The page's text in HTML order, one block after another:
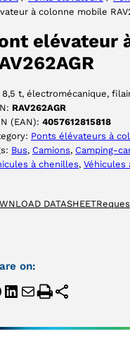
à colonne mobile
elévateur
8,5 t, électromécanique,
RAV262AGR
(EAN): 4057612815818
Ponts élévateurs à
Bus, Camions, Camping-
à chenilles, Véhicules
DATASHEET
on: